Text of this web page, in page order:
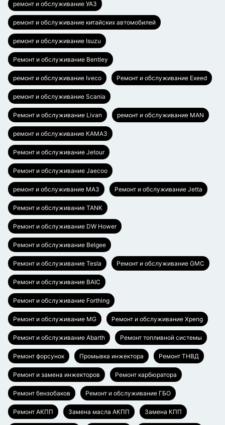
ремонт и обслуживание УАЗ
ремонт и обслуживание китайских автомобилей
ремонт и обслуживание Isuzu
Ремонт и обслуживание Bentley
ремонт и обслуживание Iveco Ремонт и обслуживание Exeed
ремонт и обслуживание Scania
Ремонт и обслуживание Livan ремонт и обслуживание MAN
ремонт и обслуживание КАМАЗ
Ремонт и обслуживание Jetour
Ремонт и обслуживание Jaecoo
ремонт и обслуживание МАЗ Ремонт и обслуживание Jetta
Ремонт и обслуживание TANK
Ремонт и обслуживание DW Hower
Ремонт и обслуживание Belgee
Ремонт и обслуживание Tesla Ремонт и обслуживание GMC
Ремонт и обслуживание BAIC
Ремонт и обслуживание Forthing
Ремонт и обслуживание MG Ремонт и обслуживание Xpeng
Ремонт и обслуживание Abarth Ремонт топливной системы
Ремонт форсунок Промывка инжектора Ремонт ТНВД
Ремонт и замена инжекторов Ремонт карбюратора
Ремонт бензобаков Ремонт и обслуживание ГБО
Ремонт АКПП Замена масла АКПП Замена КПП